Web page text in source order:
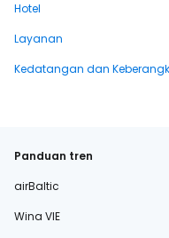
Hotel
Layanan
Kedatangan dan
Panduan tren
airBaltic
Wina VIE